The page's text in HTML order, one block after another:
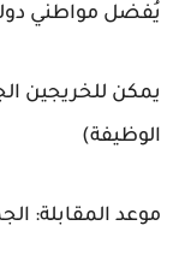
يُفضل مواطني
يمكن للخريجين
الوظيفة)
موعد المقابلة: الجمعة 31